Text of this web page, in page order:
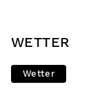
WETTER
Wetter